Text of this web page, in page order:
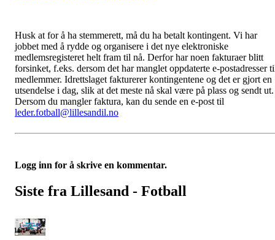
Husk at for å ha stemmerett, må du ha betalt kontingent. Vi har
jobbet med å rydde og organisere i det nye elektroniske
medlemsregisteret helt fram til nå. Derfor har noen fakturaer blitt
forsinket, f.eks. dersom det har manglet oppdaterte e-postadresser
medlemmer. Idrettslaget fakturerer kontingentene og det er gjort en
utsendelse i dag, slik at det meste nå skal være på plass og sendt ut.
Dersom du mangler faktura, kan du sende en e-post til
leder.fotball@lillesandil.no
Logg inn for å skrive en kommentar.
Siste fra Lillesand - Fotball